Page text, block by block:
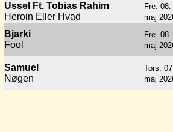
Ussel Ft. Tobias Rahim
Heroin Eller Hvad
Fre. 08.
maj
Bjarki
Fool
Fre. 08.
maj
Samuel
Nøgen
Tors.
maj